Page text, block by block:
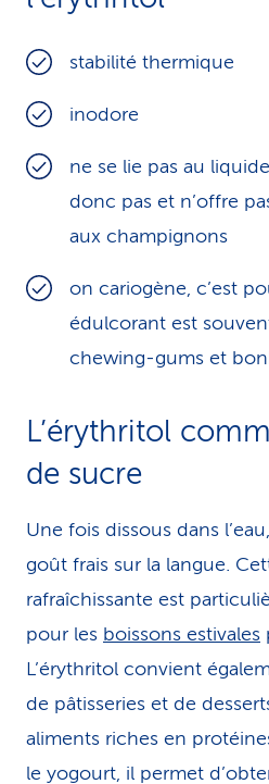
stabilité thermique
inodore
ne se lie pas au
donc pas et n’offre
aux champignons
on cariogène, c’est
édulcorant est
chewing-gums et
L’érythritol
de sucre
Une fois dissous dans
goût frais sur la langue.
rafraîchissante est
pour les boissons estivales
L’érythritol convient
de pâtisseries et de
aliments riches en
le yogourt, il permet